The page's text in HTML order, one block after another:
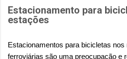
acadêmicos e
entender mais sobre a
Patrícia Galvão em parceria
Locomotiva, divulgada em
Estacionamento para
estações
Estacionamentos para bicicletas
ferroviárias são uma preocupação e